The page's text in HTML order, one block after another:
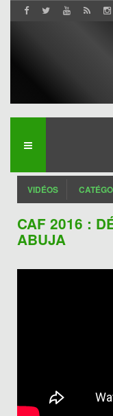
VIDÉOS
CAF 2016 :
ABUJA